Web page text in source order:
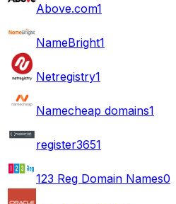
Above.com1
NameBright1
Netregistry1
Namecheap domains1
register3651
123 Reg Domain Names0